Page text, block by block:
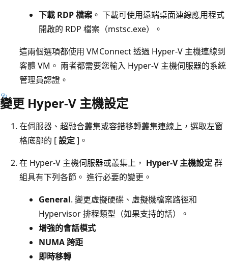
下載 RDP 檔案 。 下載可使用遠端桌面連線應用程式
開啟的 RDP 檔案（mstsc.exe）。
這兩個選項都使用 VMConnect 透過 Hyper-V 主機連線到
客體 VM。 兩者都需要您輸入 Hyper-V 主機伺服器的系統
管理員認證。
變更 Hyper-V 主機設定
在伺服器、超融合叢集或容錯移轉叢集連線上，選取左窗
格底部的 [設定]。
在 Hyper-V 主機伺服器或叢集上， Hyper-V 主機設定群
組具有下列各節。 進行必要的變更。
General. 變更虛擬硬碟、虛擬機檔案路徑和
Hypervisor 排程類型（如果支持的話）。
增強的會話模式
NUMA 跨距
即時移轉